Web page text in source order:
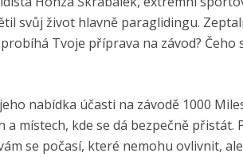
svůj život hlavně paraglidingu.
Tvoje příprava na závod? Čeho
nabídka účasti na závodě 1000
místech, kde se dá bezpečně přistát.
se počasí, které nemohu ovlivnit,